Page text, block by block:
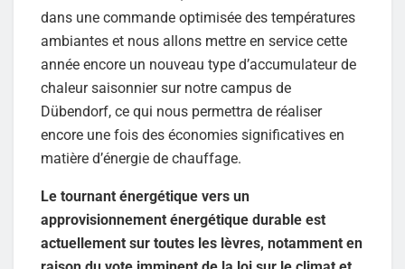
dans une commande optimisée des températures
ambiantes et nous allons mettre en service cette
année encore un nouveau type d’accumulateur de
chaleur saisonnier sur notre campus de
Dübendorf, ce qui nous permettra de réaliser
encore une fois des économies significatives en
matière d’énergie de chauffage.
Le tournant énergétique vers un
approvisionnement énergétique durable est
actuellement sur toutes les lèvres, notamment en